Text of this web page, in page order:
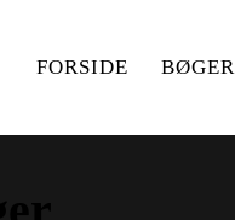
FORSIDE BØGER